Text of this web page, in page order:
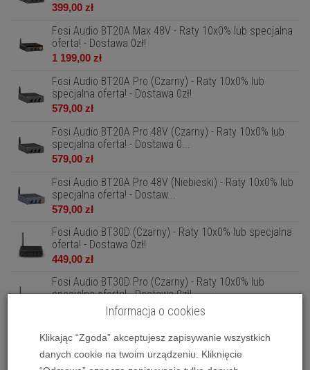
399,00 zł
Fosi Audio BT20A Max 48V - Raty 10x0% lub specjalna
oferta! - Dostawa 0zł!
1 199,00 zł
Fosi Audio BT20A Pro (Czarny) - Raty 10x0% lub
specjalna oferta! - Dostawa 0zł!
579,00 zł
Fosi Audio BT20A Pro 48V (Czarny) - Raty 10x0% lub
specjalna oferta! - Dostawa 0...
579,00 zł
Fosi Audio BT20A Pro 48V (Niebieski) - Raty 10x0% lub
specjalna oferta! - Dostaw...
579,00 zł
Fosi Audio BT30D (Czarny) - Raty 10x0% lub specjalna
oferta! - Dostawa 0zł!
449,00 zł
Fosi Audio BT30D Pro (Czarny) - Raty 10x0% lub
specjalna oferta! - Dostawa 0zł!
Fosi Audio DS1 - Raty 10x0% lub specjalna oferta! -
Dostawa 0zł!
449,00 zł
Informacja o cookies
Klikając “Zgoda” akceptujesz zapisywanie wszystkich
danych cookie na twoim urządzeniu. Kliknięcie